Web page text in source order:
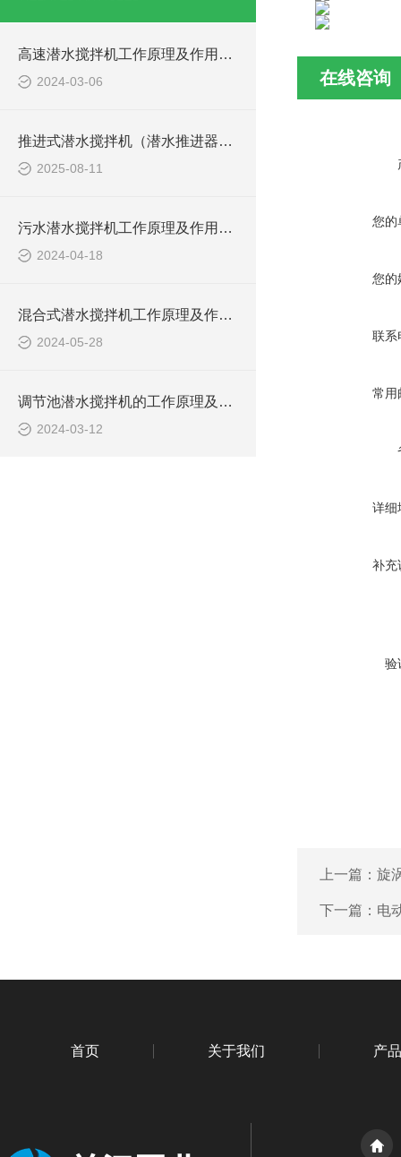
高速潜水搅拌机工作原理及作用特点、安装结构图
2024-03-06
推进式潜水搅拌机（潜水推进器）厂家讲解日常维护要点
2025-08-11
污水潜水搅拌机工作原理及作用特点、安装图、CAD结构图
2024-04-18
混合式潜水搅拌机工作原理及作用特点、安装图、CAD结构图
2024-05-28
调节池潜水搅拌机的工作原理及潜水推进器CAD安装图、结构图
2024-03-12
在线咨询
您的
您的
联系
常用
详细
补充
验
上一篇： 旋
下一篇： 电
首页 关于我们 产